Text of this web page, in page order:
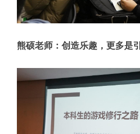
熊硕老师：创造乐趣，更多是